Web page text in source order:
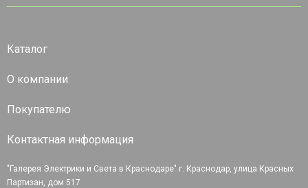
Каталог
О компании
Покупателю
Контактная информация
"Галерея Электрики и Света в Краснодаре" г. Краснодар, улица Красных
Партизан, дом 517